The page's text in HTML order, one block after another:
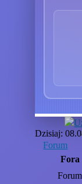
Dzisiaj:
Forum
Fora
Forum